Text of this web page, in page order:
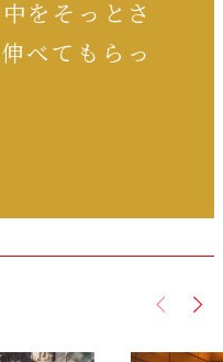
をそっとさ
べてもらっ